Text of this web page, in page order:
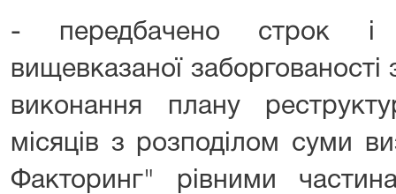
- передбачено строк і
вищевказаної
виконання плану
місяців з розподілом суми
Факторинг" рівними